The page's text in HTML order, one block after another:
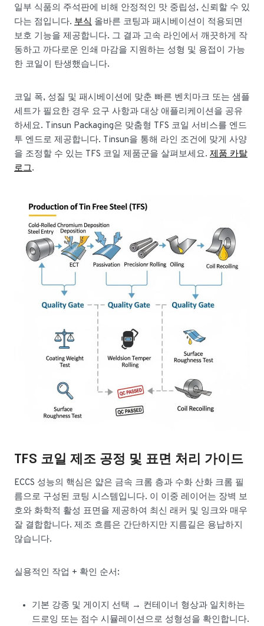
일부 식품의 주석판에 비해 안정적인 맛 중립성, 신뢰할 수 있
다는 점입니다. 부식 올바른 코팅과 패시베이션이 적용되면
보호 기능을 제공합니다. 그 결과 고속 라인에서 깨끗하게 작
동하고 까다로운 인쇄 마감을 지원하는 성형 및 용접이 가능
한 코일이 탄생했습니다.
코일 폭, 성질 및 패시베이션에 맞춘 빠른 벤치마크 또는 샘플
세트가 필요한 경우 요구 사항과 대상 애플리케이션을 공유
하세요. Tinsun Packaging은 맞춤형 TFS 코일 서비스를 엔드
투 엔드로 제공합니다. Tinsun을 통해 라인 조건에 맞게 사양
을 조정할 수 있는 TFS 코일 제품군을 살펴보세요. 제품 카탈
로그.
TFS 코일 제조 공정 및 표면 처리 가이드
ECCS 성능의 핵심은 얇은 금속 크롬 층과 수화 산화 크롬 필
름으로 구성된 코팅 시스템입니다. 이 이중 레이어는 장벽 보
호와 화학적 활성 표면을 제공하여 최신 래커 및 잉크와 매우
잘 결합합니다. 제조 흐름은 간단하지만 지름길은 용납하지
않습니다.
실용적인 작업 + 확인 순서:
기본 강종 및 게이지 선택 → 컨테이너 형상과 일치하는
드로잉 또는 점수 시뮬레이션으로 성형성을 확인합니다.